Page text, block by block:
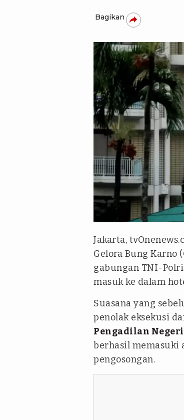
Bagikan
Julio Trisaputra-
Jakarta,
Gelora Bung Karno (
gabungan TNI-
masuk ke dalam
Suasana yang
penolak eksekusi
Pengadilan
berhasil memasuki
pengosongan.